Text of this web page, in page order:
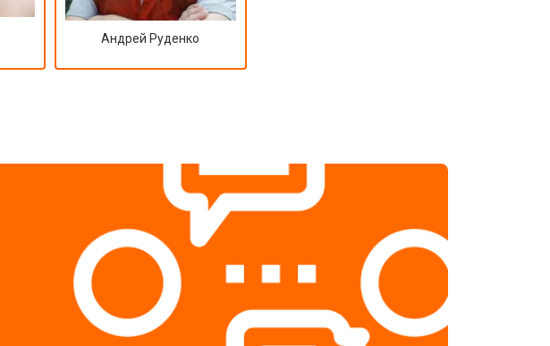
Андрей Руденко